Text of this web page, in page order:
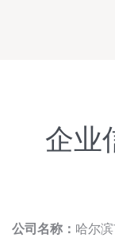
企业
公司名称： 哈尔